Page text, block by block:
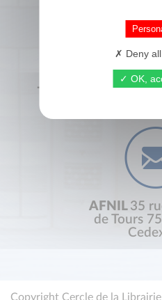
+33 (0) 1 44 41 29 19
AFNIL 35
de Tours
Copyright Cercle de la
Deny
OK,